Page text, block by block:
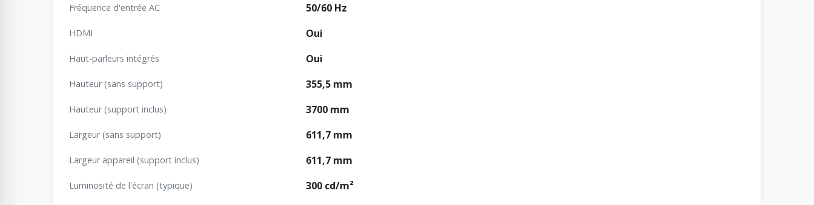
Fréquence d'entrée AC 50/60 Hz
HDMI Oui
Haut-parleurs intégrés Oui
Hauteur (sans support) 355,5 mm
Hauteur (support inclus) 3700 mm
Largeur (sans support) 611,7 mm
Largeur appareil (support inclus) 611,7 mm
Luminosité de l'écran (typique) 300 cd/m²